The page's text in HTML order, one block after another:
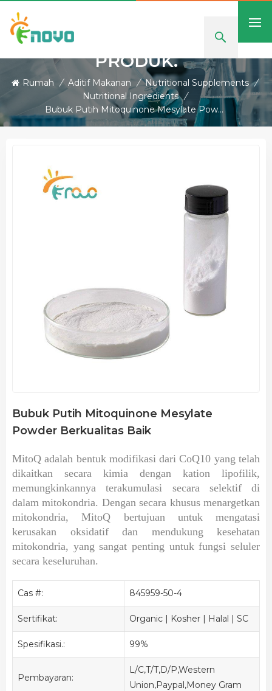
PRODUK.
Rumah / Aditif Makanan / Nutritional Supplements /
Nutritional Ingredients /
Bubuk Putih Mitoquinone Mesylate Powder Berkualitas Baik
Bubuk Putih Mitoquinone Mesylate
Powder Berkualitas Baik
MitoQ adalah bentuk modifikasi dari CoQ10 yang telah
dikaitkan secara kimia dengan kation lipofilik,
memungkinkannya terakumulasi secara selektif di
dalam mitokondria. Dengan secara khusus menargetkan
mitokondria, MitoQ bertujuan untuk mengatasi
kerusakan oksidatif dan mendukung kesehatan
mitokondria, yang sangat penting untuk fungsi seluler
secara keseluruhan.
Cas #: 845959-50-4
Sertifikat: Organic | Kosher | Halal | SC
Spesifikasi.: 99%
Pembayaran:
L/C,T/T,D/P,Western
Union,Paypal,Money Gram